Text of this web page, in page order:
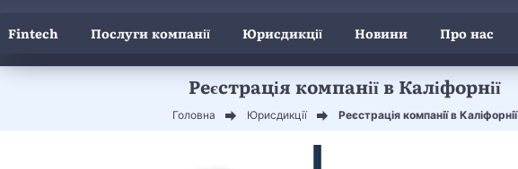
Fintech Послуги компанії Юрисдикції Новини Про нас
Реєстрація компанії в Каліфорнії
Головна Юрисдикції Реєстрація компанії в Каліфорнії